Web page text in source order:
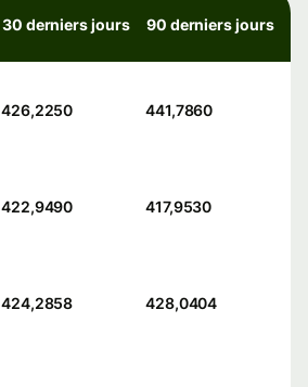
30 derniers jours 90 derniers jours
426,2250 441,7860
422,9490 417,9530
424,2858 428,0404